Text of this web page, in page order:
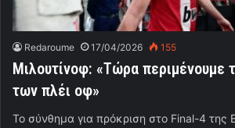
Redaroume 17/04/2026 155
Μιλουτίνοφ: «Τώρα περιμένουμε
των πλέι οφ»
Το σύνθημα για πρόκριση στο Final-4 της